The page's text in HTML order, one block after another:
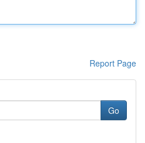
Report Page
Go